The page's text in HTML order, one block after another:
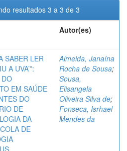
resultados 3 a 3 de 3
Autor(es)
SABER LER
A UVA’”:
DO
EM SAÚDE
DO
DE
DA
DE
Almeida, Janaína
Rocha de Sousa;
Sousa,
Elisangela
Oliveira Silva de;
Fonseca, Isrhael
Mendes da